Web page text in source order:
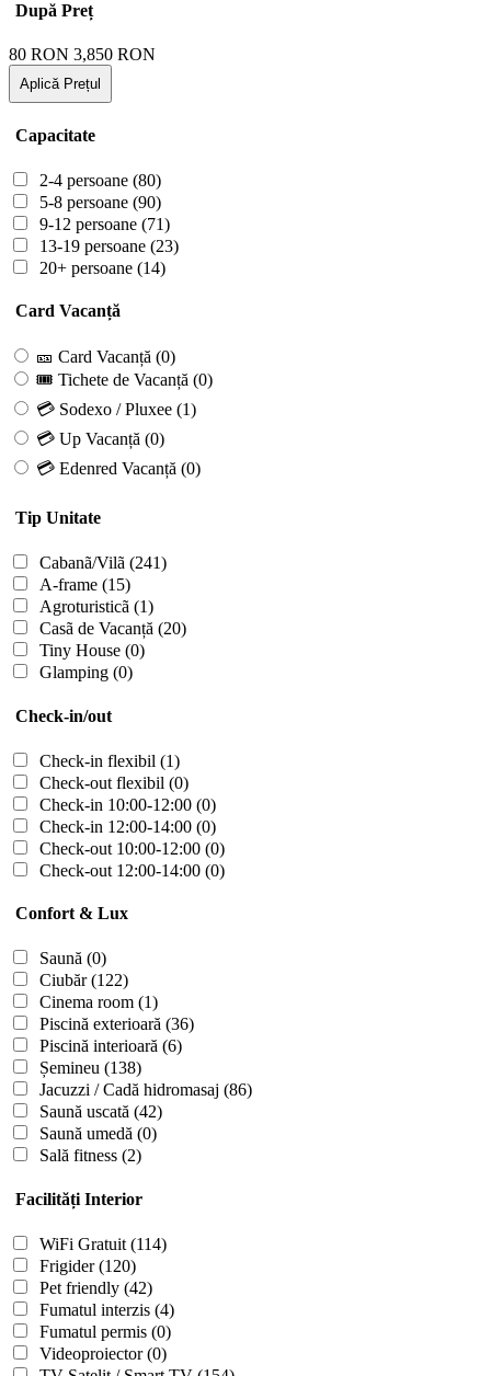
După Preț
80 RON 3,850 RON
Aplică Prețul
Capacitate
2-4 persoane (80)
5-8 persoane (90)
9-12 persoane (71)
13-19 persoane (23)
20+ persoane (14)
Card Vacanță
🎫 Card Vacanță (0)
🎟 Tichete de Vacanță (0)
💳 Sodexo / Pluxee (1)
💳 Up Vacanță (0)
💳 Edenred Vacanță (0)
Tip Unitate
Cabanã/Vilã (241)
A-frame (15)
Agroturisticã (1)
Casã de Vacanță (20)
Tiny House (0)
Glamping (0)
Check-in/out
Check-in flexibil (1)
Check-out flexibil (0)
Check-in 10:00-12:00 (0)
Check-in 12:00-14:00 (0)
Check-out 10:00-12:00 (0)
Check-out 12:00-14:00 (0)
Confort & Lux
Saună (0)
Ciubăr(122)
Cinema room (1)
Piscină exterioară (36)
Piscină interioară (6)
Șemineu (138)
Jacuzzi / Cadă hidromasaj (86)
Saună uscată (42)
Saună umedă (0)
Sală fitness (2)
Facilități Interior
WiFi Gratuit (114)
Frigider(120)
Pet friendly (42)
Fumatul interzis (4)
Fumatul permis (0)
Videoproiector(0)